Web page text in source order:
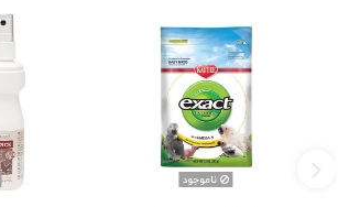
ناموجود